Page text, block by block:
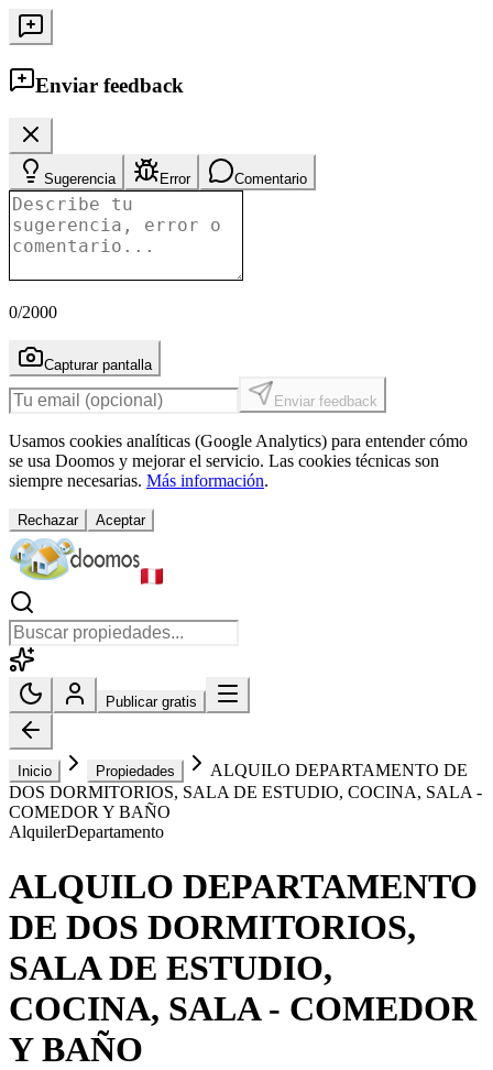
Enviar feedback
Sugerencia Error Comentario
0/2000
Capturar pantalla
Enviar feedback
Usamos cookies analíticas (Google Analytics) para entender cómo
se usa Doomos y mejorar el servicio. Las cookies técnicas son
siempre necesarias. Más información.
Rechazar Aceptar
Publicar gratis
Inicio Propiedades
ALQUILO DEPARTAMENTO DE
DOS DORMITORIOS, SALA DE ESTUDIO, COCINA, SALA -
COMEDOR Y BAÑO
AlquilerDepartamento
ALQUILO DEPARTAMENTO
DE DOS DORMITORIOS,
SALA DE ESTUDIO,
COCINA, SALA - COMEDOR
Y BAÑO